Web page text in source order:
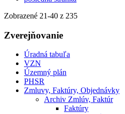
Zobrazené 21-40 z 235
Zverejňovanie
Úradná tabuľa
VZN
Územný plán
PHSR
Zmluvy, Faktúry, Objednávky
Archiv Zmlúv, Faktúr
Faktúry